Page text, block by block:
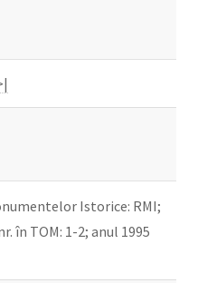
Istorice: RMI;
în TOM: 1-2; anul 1995